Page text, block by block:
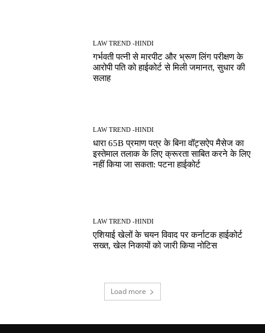
LAW TREND -HINDI
गर्भवती पत्नी से मारपीट और भ्रूण लिंग परीक्षण के
आरोपी पति को हाईकोर्ट से मिली जमानत, सुधार की
सलाह
LAW TREND -HINDI
धारा 65B प्रमाण पत्र के बिना वॉट्सऐप मैसेज का
इस्तेमाल तलाक के लिए क्रूरता साबित करने के लिए
नहीं किया जा सकता: पटना हाईकोर्ट
LAW TREND -HINDI
एशियाई खेलों के चयन विवाद पर कर्नाटक हाईकोर्ट
सख्त, खेल निकायों को जारी किया नोटिस
Load more